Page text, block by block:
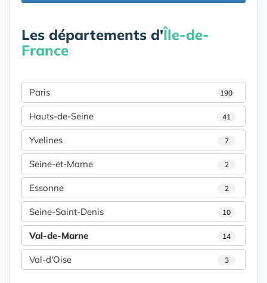
Les départements d'Île-de-
France
Paris 190
Hauts-de-Seine 41
Yvelines 7
Seine-et-Marne 2
Essonne 2
Seine-Saint-Denis 10
Val-de-Marne 14
Val-d'Oise 3